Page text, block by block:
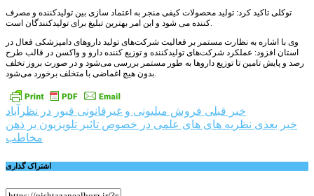
توکلی تاکید کرد: تولید محصولات کیفی منجر به اعتماد سازی بین تولیدکننده و مصرف
کننده می شود و این امر بهترین تبلیغ برای تولیدکنندگان است.
وی با اشاره به نظارت مستمر بر فعالیت شرکت‌های تولید داروهای دامپزشکی فعال در
استان افزود: عملکرد شرکت‌های تولیدکننده و توزیع کننده دارو و واکسن در قالب طرح
رصد و پایش تامین تا توزیع داروها به طور مستمر بررسی می‌شود و در صورت بروز تخلف
بدون هیچ اغماضی با متخلف برخورد می‌شود.
راهبری
نوشته
خبر قبلی فروش میلیونی و غیرقانونی قبور در نظرآباد
خبر بعدی نظریه های های علمی در خصوص تاثیر تلویزیون بر ذهن
مخاطب
اشتراک گذاری